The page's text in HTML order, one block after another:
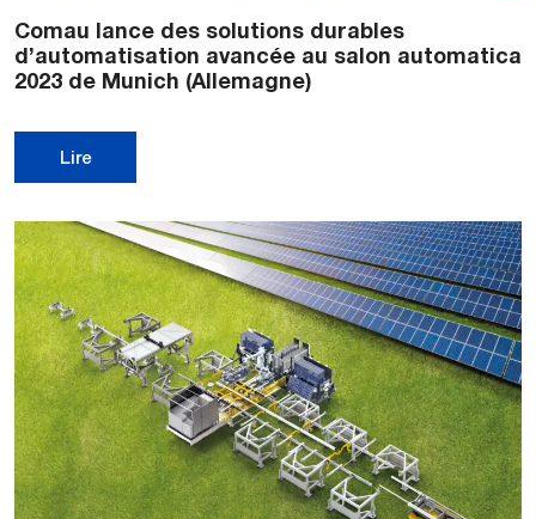
Comau lance des solutions durables
d’automatisation avancée au salon automatica
2023 de Munich (Allemagne)
Lire